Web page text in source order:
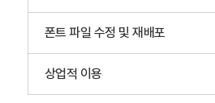
폰트 파일 수정 및 재배포
상업적 이용